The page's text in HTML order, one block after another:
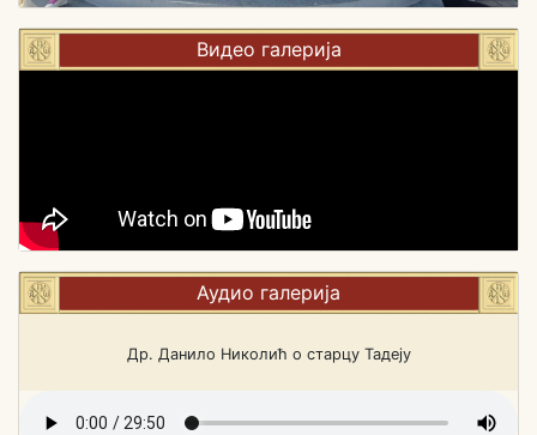
Видео галерија
Аудио галерија
Др. Данило Николић о старцу Тадеју